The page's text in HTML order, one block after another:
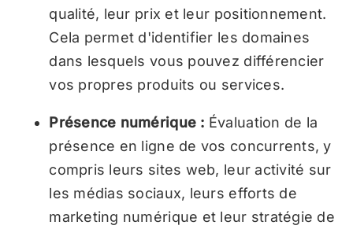
qualité, leur prix et leur positionnement.
Cela permet d'identifier les domaines
dans lesquels vous pouvez différencier
vos propres produits ou services.
Présence numérique : Évaluation de la
présence en ligne de vos concurrents, y
compris leurs sites web, leur activité sur
les médias sociaux, leurs efforts de
marketing numérique et leur stratégie de